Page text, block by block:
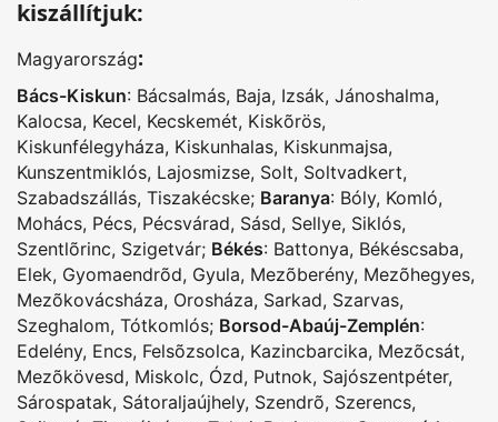
kiszállítjuk:
Magyarország:
Bács-Kiskun: Bácsalmás, Baja, Izsák, Jánoshalma,
Kalocsa, Kecel, Kecskemét, Kiskõrös,
Kiskunfélegyháza, Kiskunhalas, Kiskunmajsa,
Kunszentmiklós, Lajosmizse, Solt, Soltvadkert,
Szabadszállás, Tiszakécske; Baranya: Bóly, Komló,
Mohács, Pécs, Pécsvárad, Sásd, Sellye, Siklós,
Szentlõrinc, Szigetvár; Békés: Battonya, Békéscsaba,
Elek, Gyomaendrõd, Gyula, Mezõberény, Mezõhegyes,
Mezõkovácsháza, Orosháza, Sarkad, Szarvas,
Szeghalom, Tótkomlós; Borsod-Abaúj-Zemplén:
Edelény, Encs, Felsõzsolca, Kazincbarcika, Mezõcsát,
Mezõkövesd, Miskolc, Ózd, Putnok, Sajószentpéter,
Sárospatak, Sátoraljaújhely, Szendrõ, Szerencs,